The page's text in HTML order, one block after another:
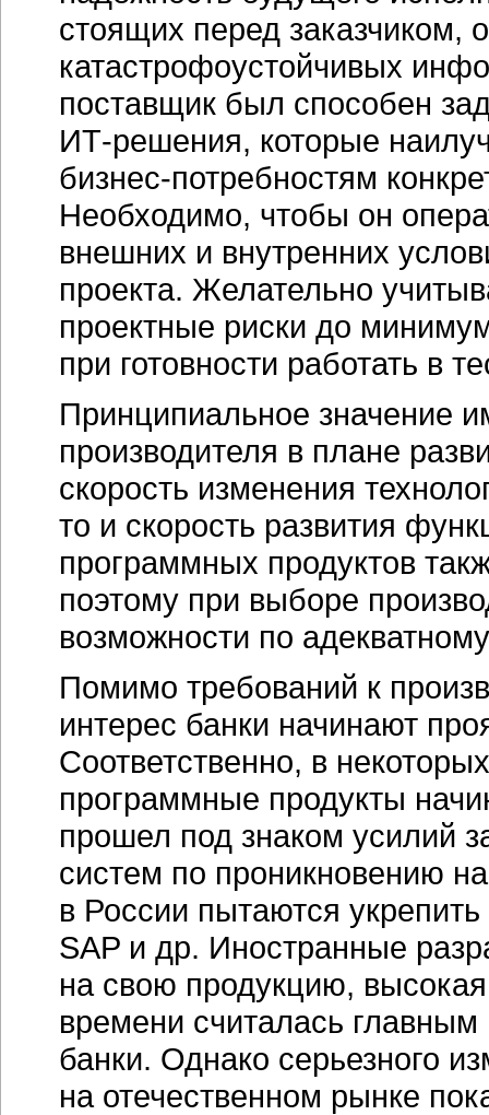
стоящих перед заказчиком,
катастрофоустойчивых
поставщик был способен
ИТ-решения, которые
бизнес-потребностям
Необходимо, чтобы он
внешних и внутренних
проекта. Желательно
проектные риски до
при готовности работать в
Принципиальное значение
производителя в плане
скорость изменения
то и скорость развития
программных продуктов
поэтому при выборе
возможности по
Помимо требований к
интерес банки начинают
Соответственно, в
программные продукты
прошел под знаком усилий
систем по проникновению
в России пытаются
SAP и др. Иностранные
на свою продукцию,
времени считалась главным
банки. Однако серьезного
на отечественном рынке